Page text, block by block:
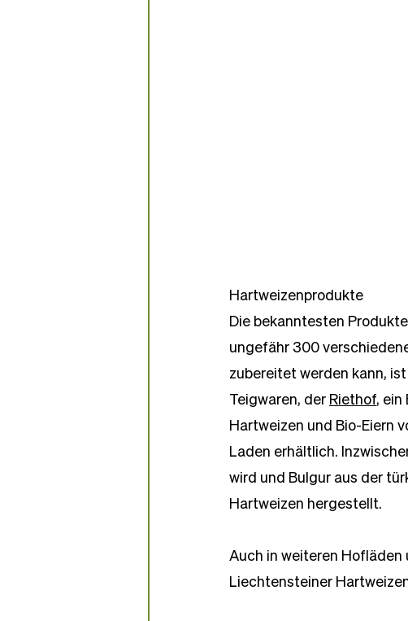
Hartweizenprodukte
Die bekanntesten
ungefähr 300
zubereitet werden kann,
Teigwaren, der Riethof,
Hartweizen und Bio-Eiern
Laden erhältlich.
wird und Bulgur aus der
Hartweizen hergestellt.
Auch in weiteren Hofläden
Liechtensteiner